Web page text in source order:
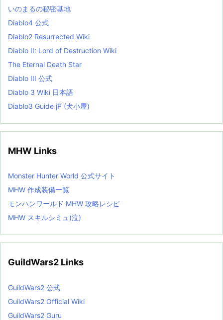
i
s
t
いのまるの秘密基地
Diablo4 公式
Diablo2 Resurrected Wiki
Diablo II: Lord of Destruction Wiki
The Eternal Death Star
Diablo III 公式
Diablo 3 Wiki 日本語
Diablo3 Guide jP (犬小屋)
MHW Links
Monster Hunter World 公式サイト
MHW 作成装備一覧
モンハンワールド MHW 攻略レシピ
MHW スキルシミュ(泣)
GuildWars2 Links
GuildWars2 公式
GuildWars2 Official Wiki
GuildWars2 Guru